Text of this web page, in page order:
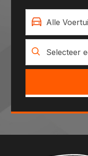
Alle
Selecteer